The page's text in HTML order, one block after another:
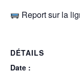
Report sur la
DÉTAILS
Date :